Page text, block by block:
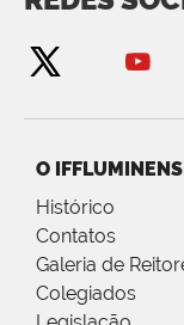
O
Histórico
Contatos
Galeria de
Colegiados